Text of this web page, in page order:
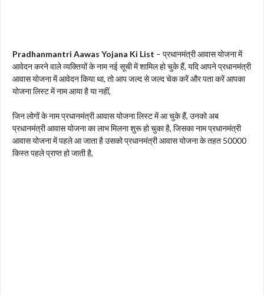
Pradhanmantri Aawas Yojana Ki List – प्रधानमंत्री आवास योजना में
आवेदन करने वाले व्यक्तियों के नाम नई सूची में शामिल हो चुके हैं, यदि आपने प्रधानमंत्री
आवास योजना में आवेदन किया था, तो आप जल्द से जल्द चेक करें और पता करें आपका
योजना लिस्ट में नाम आया है या नहीं,
जिन लोगों के नाम प्रधानमंत्री आवास योजना लिस्ट में आ चुके हैं, उनको अब
प्रधानमंत्री आवास योजना का लाभ मिलना शुरू हो चुका है, जिसका नाम प्रधानमंत्री
आवास योजना में पहले आ जाता है उसको प्रधानमंत्री आवास योजना के तहत 50000
किस्त पहले प्राप्त हो जाती है,